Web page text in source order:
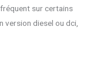
sur certains
version diesel ou dci,